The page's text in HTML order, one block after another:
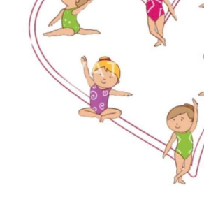
Kalender
Bestyrelsen
Børnehold
Grand Prix Hold